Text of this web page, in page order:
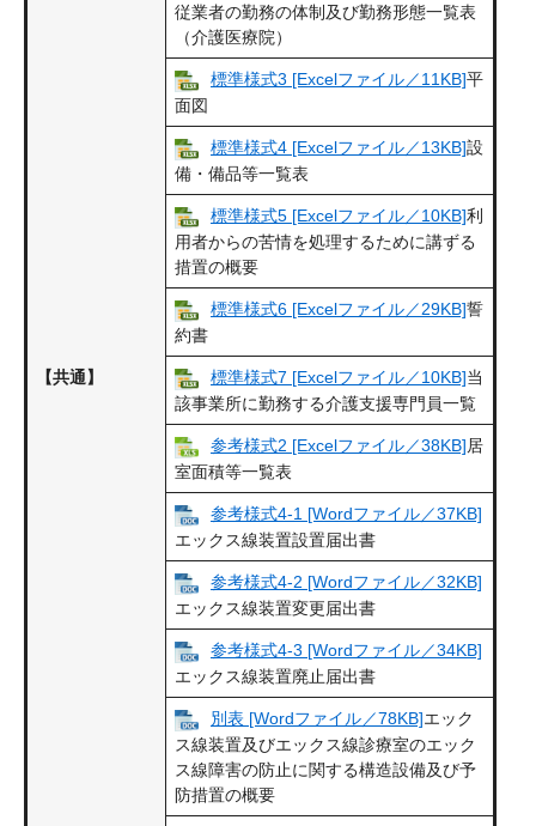
【共通】
従業者の勤務の体制及び勤務形態一覧表
（介護医療院）
標準様式3 [Excelファイル／11KB]平
面図
標準様式4 [Excelファイル／13KB]設
備・備品等一覧表
標準様式5 [Excelファイル／10KB]利
用者からの苦情を処理するために講ずる
措置の概要
標準様式6 [Excelファイル／29KB]誓
約書
標準様式7 [Excelファイル／10KB]当
該事業所に勤務する介護支援専門員一覧
参考様式2 [Excelファイル／38KB]居
室面積等一覧表
参考様式4-1 [Wordファイル／37KB]
エックス線装置設置届出書
参考様式4-2 [Wordファイル／32KB]
エックス線装置変更届出書
参考様式4-3 [Wordファイル／34KB]
エックス線装置廃止届出書
別表 [Wordファイル／78KB]エック
ス線装置及びエックス線診療室のエック
ス線障害の防止に関する構造設備及び予
防措置の概要